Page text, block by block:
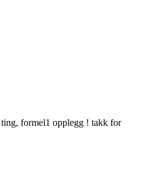
formel1 opplegg ! takk for